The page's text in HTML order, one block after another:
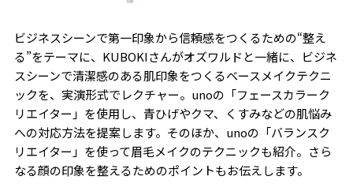
ビジネスシーンで第一印象から信頼感をつくるための“整え
る”をテーマに、KUBOKIさんがオズワルドと一緒に、ビジネ
スシーンで清潔感のある肌印象をつくるベースメイクテクニ
ックを、実演形式でレクチャー。unoの「フェースカラーク
リエイター」を使用し、青ひげやクマ、くすみなどの肌悩み
への対応方法を提案します。そのほか、 unoの「バランスク
リエイター」を使って眉毛メイクのテクニックも紹介。さら
なる顔の印象を整えるためのポイントもお伝えします。